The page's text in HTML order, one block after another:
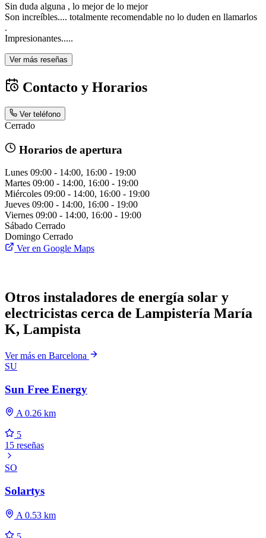
Sin duda alguna , lo mejor de lo mejor
Son increíbles.... totalmente recomendable no lo duden en llamarlos
.
Impresionantes.....
Ver más reseñas
Contacto y Horarios
Ver teléfono
Cerrado
Horarios de apertura
Lunes 09:00 - 14:00, 16:00 - 19:00
Martes 09:00 - 14:00, 16:00 - 19:00
Miércoles 09:00 - 14:00, 16:00 - 19:00
Jueves 09:00 - 14:00, 16:00 - 19:00
Viernes 09:00 - 14:00, 16:00 - 19:00
Sábado Cerrado
Domingo Cerrado
Ver en Google Maps
Otros instaladores de energía solar y
electricistas cerca de Lampistería María
K, Lampista
Ver más en Barcelona
SU
Sun Free Energy
A 0.26 km
5
15 reseñas
SO
Solartys
A 0.53 km